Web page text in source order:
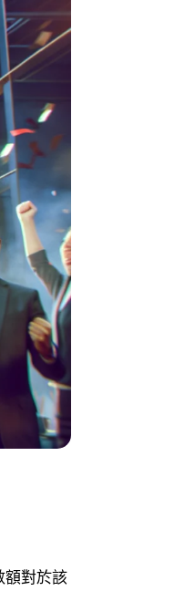
額對於該